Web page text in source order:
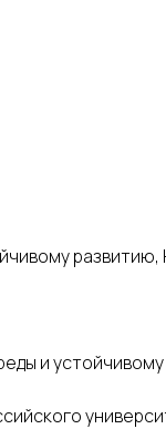
развитию,
и